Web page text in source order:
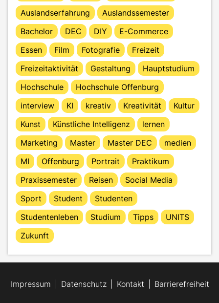
Auslandserfahrung
Auslandssemester
Bachelor
DEC DIY
E-Commerce
Essen
Film Fotografie
Freizeit
Freizeitaktivität
Gestaltung
Hauptstudium
Hochschule
Hochschule Offenburg
interview
KI kreativ Kreativität
Kultur
Kunst
Künstliche Intelligenz
lernen
Marketing
Master Master DEC
medien
MI
Offenburg Portrait
Praktikum
Praxissemester
Reisen
Social Media
Sport
Student
Studenten
Studentenleben
Studium Tipps
UNITS
Zukunft
Impressum Datenschutz Kontakt Barrierefreiheit